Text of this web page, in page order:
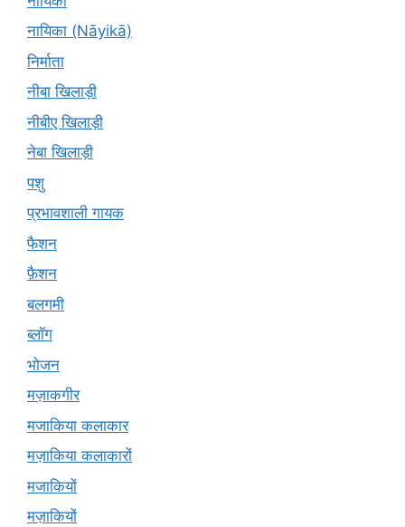
नायिका (Nāyikā)
निर्माता
नीबा खिलाड़ी
नीबीए खिलाड़ी
नेबा खिलाड़ी
पशु
प्रभावशाली गायक
फैशन
फ़ैशन
बलगमी
ब्लॉग
भोजन
मज़ाकगीर
मजाकिया कलाकार
मज़ाकिया कलाकारों
मजाकियों
मज़ाकियों